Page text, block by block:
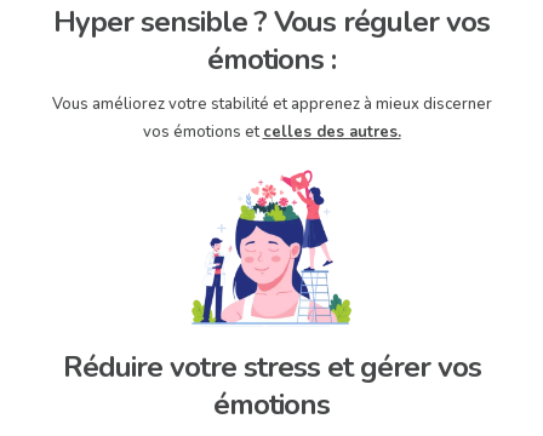
Hyper sensible ? Vous réguler vos
émotions :
Vous améliorez votre stabilité et apprenez à mieux discerner
vos émotions etcelles des autres.
Réduire votre stress et gérer vos
émotions